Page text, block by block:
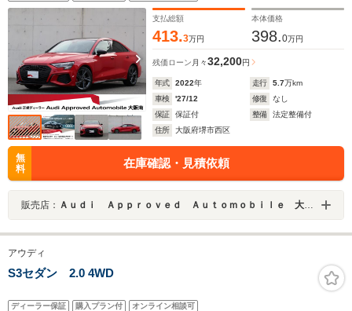
支払総額
413.3万円
本体価格
398.0万円
残価ローン 月々32,200円
年式 2022年 走行 5.7万km
車検
'27/12 修復
なし
保証
保証付 整備
法定整備付
住所
大阪府堺市西区
無
料
在庫確認・見積依頼
販売店： Ａｕｄｉ Ａｐｐｒｏｖｅｄ Ａｕｔｏｍｏｂｉｌｅ 大阪南
アウディ
S3セダン 2.0 4WD
ディーラー保証 購入プラン付 オンライン相談可